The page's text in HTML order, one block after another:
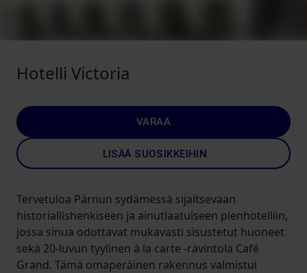
Hotelli Victoria
VARAA
LISÄÄ SUOSIKKEIHIN
Tervetuloa Pärnun sydämessä sijaitsevaan
historiallishenkiseen ja ainutlaatuiseen pienhotelliin,
jossa sinua odottavat mukavasti sisustetut huoneet
sekä 20-luvun tyylinen à la carte -ravintola Café
Grand. Tämä omaperäinen rakennus valmistui